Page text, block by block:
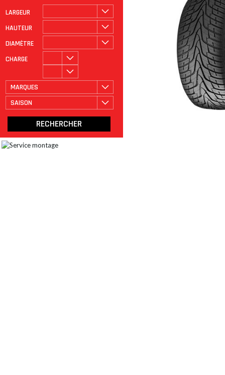
LARGEUR
HAUTEUR
DIAMÈTRE
CHARGE
MARQUES
SAISON
ROULAGE À PLAT